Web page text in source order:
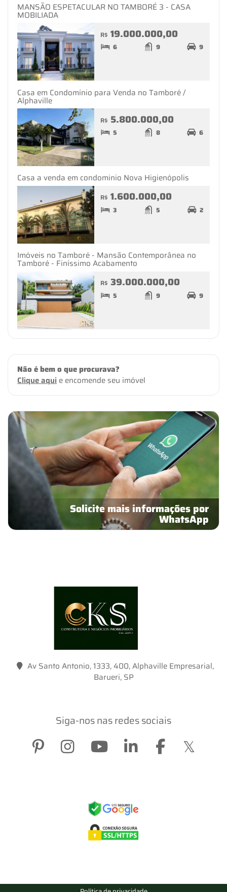
MANSÃO ESPETACULAR NO TAMBORÉ 3 - CASA
MOBILIADA
R$ 19.000.000,00
6 9 9
Casa em Condomínio para Venda no Tamboré /
Alphaville
R$ 5.800.000,00
5 8 6
Casa a venda em condominio Nova Higienópolis
R$ 1.600.000,00
3 5 2
Imóveis no Tamboré - Mansão Contemporânea no
Tamboré - Finíssimo Acabamento
R$ 39.000.000,00
5 9 9
Não é bem o que procurava?
Clique aqui e encomende seu imóvel
Solicite mais informações por
WhatsApp
Av Santo Antonio, 1333, 400, Alphaville Empresarial,
Barueri, SP
Siga-nos nas redes sociais